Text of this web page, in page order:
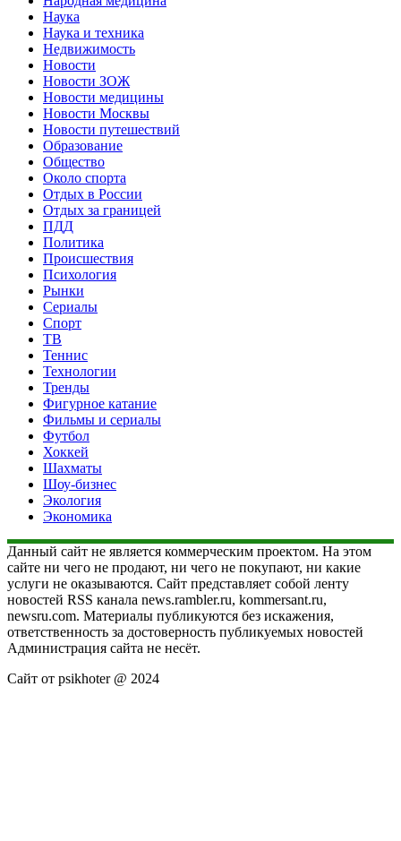
Наука
Наука и техника
Недвижимость
Новости
Новости ЗОЖ
Новости медицины
Новости Москвы
Новости путешествий
Образование
Общество
Около спорта
Отдых в России
Отдых за границей
ПДД
Политика
Происшествия
Психология
Рынки
Сериалы
Спорт
ТВ
Теннис
Технологии
Тренды
Фигурное катание
Фильмы и сериалы
Футбол
Хоккей
Шахматы
Шоу-бизнес
Экология
Экономика
Данный сайт не является коммерческим проектом. На этом
сайте ни чего не продают, ни чего не покупают, ни какие
услуги не оказываются. Сайт представляет собой ленту
новостей RSS канала news.rambler.ru, kommersant.ru,
newsru.com. Материалы публикуются без искажения,
ответственность за достоверность публикуемых новостей
Администрация сайта не несёт.
Сайт от psikhoter @ 2024